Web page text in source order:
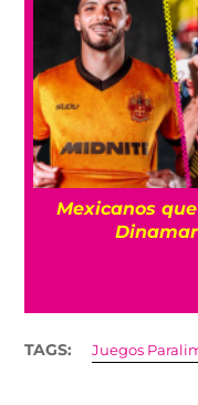
Mexicanos
TAGS: Juegos